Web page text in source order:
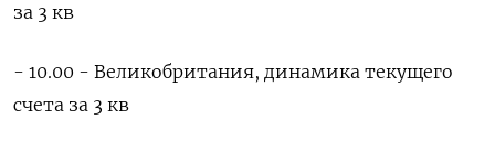
за 3 кв
- 10.00 - ⁠Великобритания, динамика текущего
счета за 3 кв